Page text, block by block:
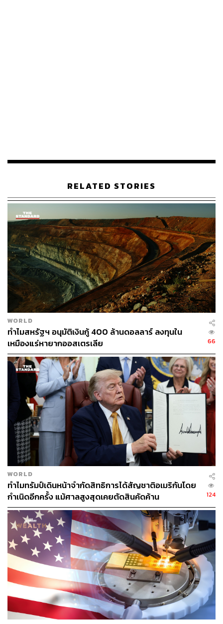
ภาพประกอบ:กันยกร กาญจนวิไล
สามารถติดตาม THE STANDARD WEALTH
ผ่านแอปพลิเคชันต่างๆ ที่คุณสะดวกหรือใช้งานอยู่แล้วได้เลย
TAGS: Magnificent Seven หุ้นสหรัฐฯ
Magnificent 7
Reciprocal Tariffs
Donald Trump
ตลาดหุ้นสหรัฐฯ
กำแพงภาษีสหรัฐฯ หุ้นตก
458
ABOUT THE AUTHOR
ตฤณ ตารพล
Junior Content Creator ประจำกอง
บรรณาธิการข่าว THE STANDARD
WEALTH
RELATED STORIES
WORLD
ทำไมสหรัฐฯ อนุมัติเงินกู้ 400 ล้านดอลลาร์ ลงทุนใน
เหมืองแร่หายากออสเตรเลีย
66
WORLD
ทำไมทรัมป์เดินหน้าจำกัดสิทธิการได้สัญชาติอเมริกันโดย
กำเนิดอีกครั้ง แม้ศาลสูงสุดเคยตัดสินคัดค้าน
124